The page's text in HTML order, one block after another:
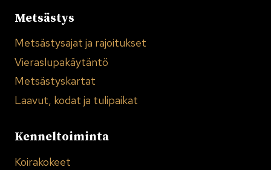
Metsästys
Metsästysajat ja rajoitukset
Vieraslupakäytäntö
Metsästyskartat
Laavut, kodat ja tulipaikat
Kenneltoiminta
Koirakokeet